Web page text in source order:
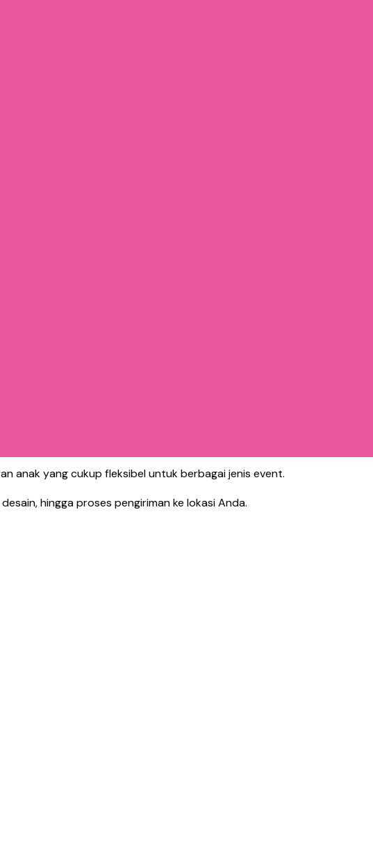
Sebagian besar pelanggan biasanya memilih desain yang
pengunjung dan meningkatkan potensi pendapatan
anak yang cukup fleksibel untuk berbagai jenis event.
hingga proses pengiriman ke lokasi Anda.